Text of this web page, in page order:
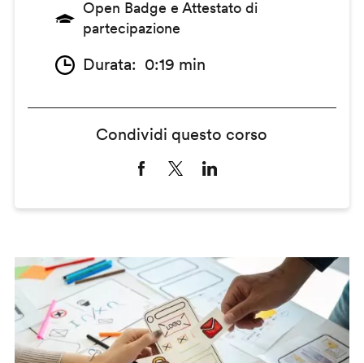
Open Badge e Attestato di
partecipazione
Durata 0:19 min
Condividi questo corso